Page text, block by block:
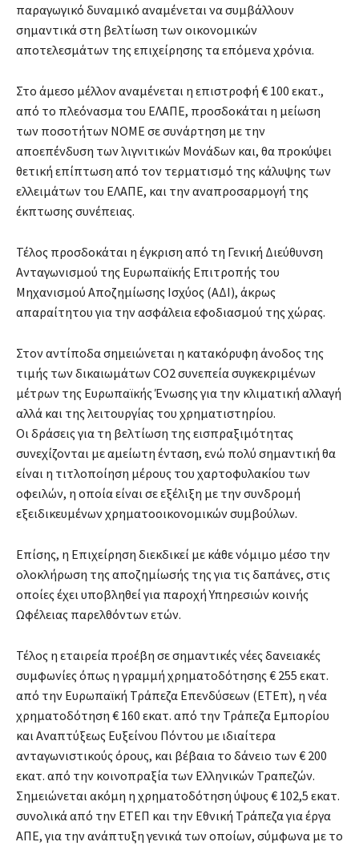
παραγωγικό δυναμικό αναμένεται να συμβάλλουν
σημαντικά στη βελτίωση των οικονομικών
αποτελεσμάτων της επιχείρησης τα επόμενα χρόνια.
Στο άμεσο μέλλον αναμένεται η επιστροφή € 100 εκατ.,
από το πλεόνασμα του ΕΛΑΠΕ, προσδοκάται η μείωση
των ποσοτήτων ΝΟΜΕ σε συνάρτηση με την
αποεπένδυση των λιγνιτικών Μονάδων και, θα προκύψει
θετική επίπτωση από τον τερματισμό της κάλυψης των
ελλειμάτων του ΕΛΑΠΕ, και την αναπροσαρμογή της
έκπτωσης συνέπειας.
Τέλος προσδοκάται η έγκριση από τη Γενική Διεύθυνση
Ανταγωνισμού της Ευρωπαϊκής Επιτροπής του
Μηχανισμού Αποζημίωσης Ισχύος (ΑΔΙ), άκρως
απαραίτητου για την ασφάλεια εφοδιασμού της χώρας.
Στον αντίποδα σημειώνεται η κατακόρυφη άνοδος της
τιμής των δικαιωμάτων CO2 συνεπεία συγκεκριμένων
μέτρων της Ευρωπαϊκής Ένωσης για την κλιματική αλλαγή
αλλά και της λειτουργίας του χρηματιστηρίου.
Οι δράσεις για τη βελτίωση της εισπραξιμότητας
συνεχίζονται με αμείωτη ένταση, ενώ πολύ σημαντική θα
είναι η τιτλοποίηση μέρους του χαρτοφυλακίου των
οφειλών, η οποία είναι σε εξέλιξη με την συνδρομή
εξειδικευμένων χρηματοοικονομικών συμβούλων.
Επίσης, η Επιχείρηση διεκδικεί με κάθε νόμιμο μέσο την
ολοκλήρωση της αποζημίωσής της για τις δαπάνες, στις
οποίες έχει υποβληθεί για παροχή Υπηρεσιών κοινής
Ωφέλειας παρελθόντων ετών.
Τέλος η εταιρεία προέβη σε σημαντικές νέες δανειακές
συμφωνίες όπως η γραμμή χρηματοδότησης € 255 εκατ.
από την Ευρωπαϊκή Τράπεζα Επενδύσεων (ΕΤΕπ), η νέα
χρηματοδότηση € 160 εκατ. από την Τράπεζα Εμπορίου
και Αναπτύξεως Ευξείνου Πόντου με ιδιαίτερα
ανταγωνιστικούς όρους, και βέβαια το δάνειο των € 200
εκατ. από την κοινοπραξία των Ελληνικών Τραπεζών.
Σημειώνεται ακόμη η χρηματοδότηση ύψους € 102,5 εκατ.
συνολικά από την ΕΤΕΠ και την Εθνική Τράπεζα για έργα
ΑΠΕ, για την ανάπτυξη γενικά των οποίων, σύμφωνα με το